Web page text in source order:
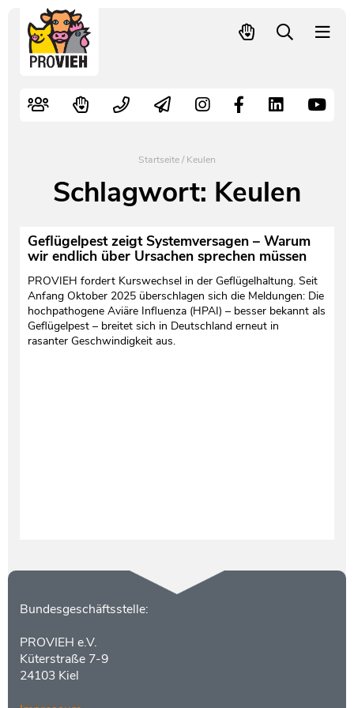
Schnellwahl
Startseite/Keulen
Schlagwort: Keulen
Geflügelpest zeigt Systemversagen – Warum
wir endlich über Ursachen sprechen müssen
PROVIEH fordert Kurswechsel in der Geflügelhaltung. Seit
Anfang Oktober 2025 überschlagen sich die Meldungen: Die
hochpathogene Aviäre Influenza (HPAI) – besser bekannt als
Geflügelpest – breitet sich in Deutschland erneut in
rasanter Geschwindigkeit aus.
Kontakt
Bundesgeschäftsstelle:
PROVIEH e.V.
Küterstraße 7-9
24103 Kiel
Nutztiere
Alte Nutztierrassen
Video- und Audiothek
Kampagnen
Fachliche Arbeit
Verbraucherinfos
Mitglied werden – langfristig helfen
Spenden
Freiwille Beitragserhöhung
Aktiv werden
Shop
Geldauflagen
Kontakt
Leitbild
Satzung
Jahresberichte
Vereinsgründung
Pressekontakt
Newsletter
Pressespiegel
Pressematerial
PROVIEH in Zahlen